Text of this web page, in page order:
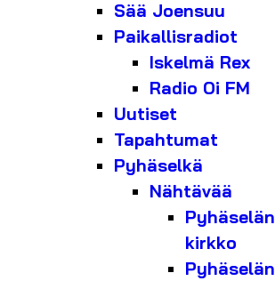
Sää Joensuu
Paikallisradiot
Iskelmä Rex
Radio Oi FM
Uutiset
Tapahtumat
Pyhäselkä
Nähtävää
Pyhäselän
kirkko
Pyhäselän